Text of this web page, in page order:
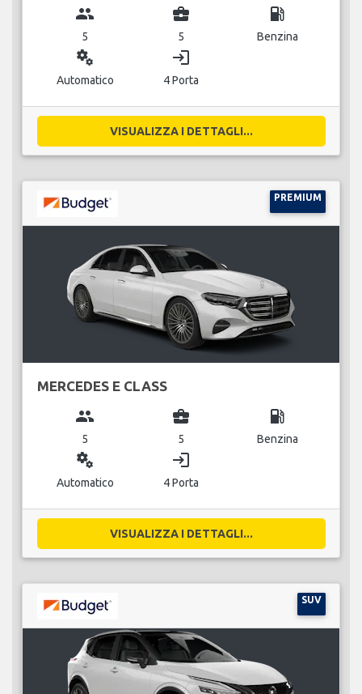
group
5
business_center
5
local_gas_station
Benzina
miscellaneous_services
Automatico
login
4 Porta
VISUALIZZA I DETTAGLI...
PREMIUM
MERCEDES E CLASS
group
5
business_center
5
local_gas_station
Benzina
miscellaneous_services
Automatico
login
4 Porta
VISUALIZZA I DETTAGLI...
SUV